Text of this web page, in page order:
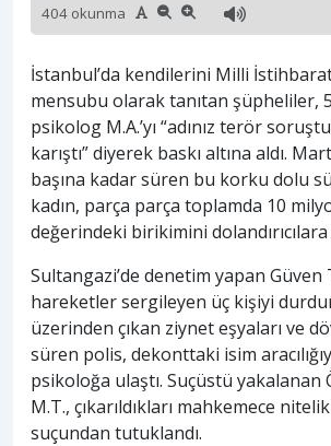
404 okunma
İstanbul’da kendilerini Milli
mensubu olarak tanıtan şüpheliler,
psikolog M.A.’yı “adınız terör
karıştı” diyerek baskı altına aldı.
başına kadar süren bu korku dolu
kadın, parça parça toplamda 10
değerindeki birikimini
Sultangazi’de denetim yapan
hareketler sergileyen üç kişiyi
üzerinden çıkan ziynet eşyaları ve
süren polis, dekonttaki isim
psikoloğa ulaştı. Suçüstü yakalanan
M.T., çıkarıldıkları mahkemece
suçundan tutuklandı.